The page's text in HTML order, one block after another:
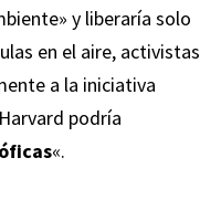
y liberaría solo
en el aire, activistas
a la iniciativa
podría
«.